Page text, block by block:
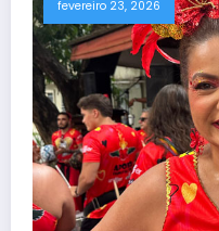
fevereiro 23, 2026